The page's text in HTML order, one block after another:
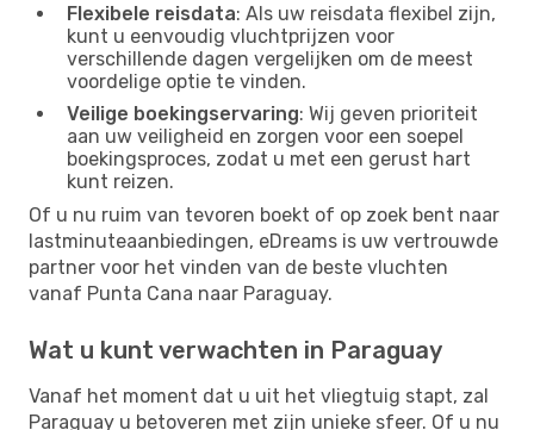
Flexibele reisdata: Als uw reisdata flexibel zijn,
kunt u eenvoudig vluchtprijzen voor
verschillende dagen vergelijken om de meest
voordelige optie te vinden.
Veilige boekingservaring: Wij geven prioriteit
aan uw veiligheid en zorgen voor een soepel
boekingsproces, zodat u met een gerust hart
kunt reizen.
Of u nu ruim van tevoren boekt of op zoek bent naar
lastminuteaanbiedingen, eDreams is uw vertrouwde
partner voor het vinden van de beste vluchten
vanaf Punta Cana naar Paraguay.
Wat u kunt verwachten in Paraguay
Vanaf het moment dat u uit het vliegtuig stapt, zal
Paraguay u betoveren met zijn unieke sfeer. Of u nu